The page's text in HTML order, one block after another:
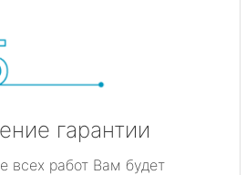
гарантии
всех работ Вам будет